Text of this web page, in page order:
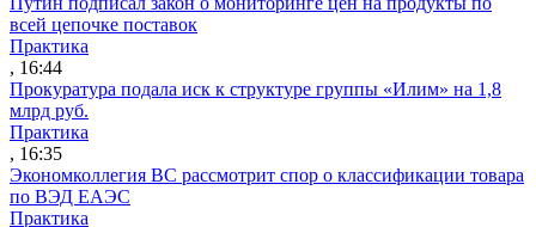
всей цепочке поставок
Практика
, 16:44
Прокуратура подала иск к структуре группы «Илим» на 1,8
млрд руб.
Практика
, 16:35
Экономколлегия ВС рассмотрит спор о классификации товара
по ВЭД ЕАЭС
Практика